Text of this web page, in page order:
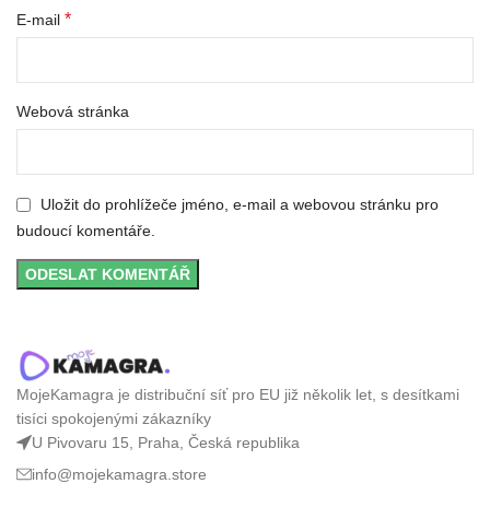
E-mail *
Webová stránka
Uložit do prohlížeče jméno, e-mail a webovou stránku pro
budoucí komentáře.
MojeKamagra je distribuční síť pro EU již několik let, s desítkami
tisíci spokojenými zákazníky
U Pivovaru 15, Praha, Česká republika
info@mojekamagra.store